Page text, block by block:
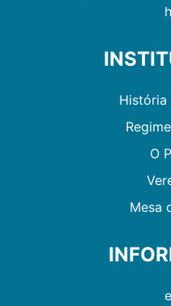
História
O
Mesa